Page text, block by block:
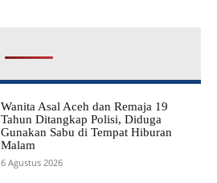
Wanita Asal Aceh dan Remaja 19
Tahun Ditangkap Polisi, Diduga
Gunakan Sabu di Tempat Hiburan
Malam
6 Agustus 2026